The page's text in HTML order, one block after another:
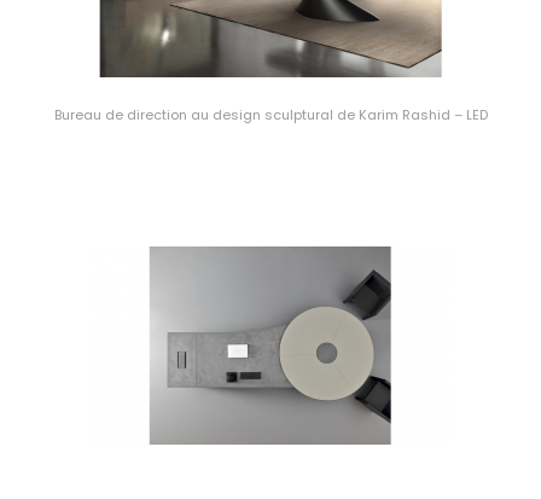
Bureau de direction au design sculptural de Karim Rashid – LED